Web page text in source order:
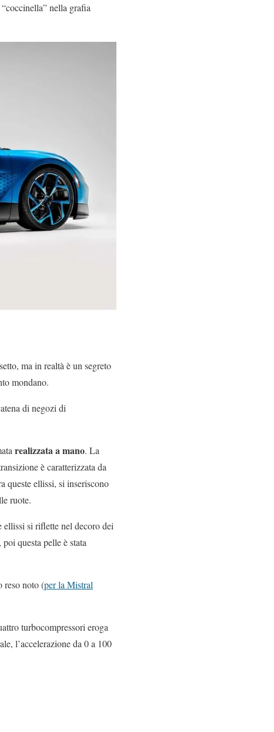
nella grafia
ma in realtà è un segreto
mondano.
di negozi di
realizzata a mano. La
è caratterizzata da
queste ellissi, si inseriscono
ruote.
ellissi si riflette nel decoro dei
questa pelle è stata
reso noto (per la Mistral
turbocompressori eroga
l’accelerazione da 0 a 100